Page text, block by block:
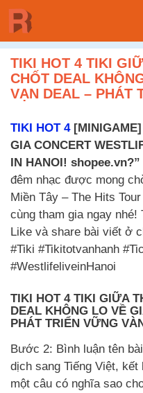
Chuyển
đến
nội
dungTIKI HOT 4 TIKI
CHỐT DEAL
VẠN DEAL – PHÁT
TIKI HOT 4[MINIGAME]
GIA CONCERT
IN HANOI! shopee.vn?”
đêm nhạc được mong
Miền Tây – The Hits
cùng tham gia ngay
Like và share bài viết ở
#Tiki #Tikitotvanhanh
#WestlifeliveinHanoi
TIKI HOT 4 TIKI GIỮA
DEAL KHÔNG LO VỀ
PHÁT TRIỂN VỮNG
Bước 2: Bình luận tên
dịch sang Tiếng Việt, kết
một câu có nghĩa sao